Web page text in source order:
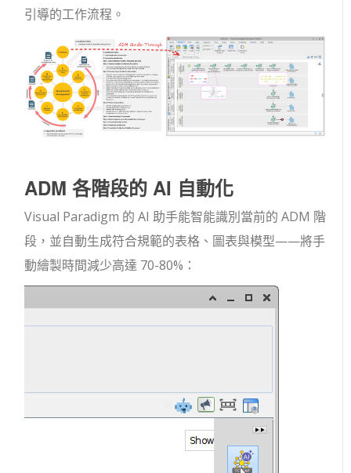
引導的工作流程。
ADM 各階段的 AI 自動化
Visual Paradigm 的 AI 助手能智能識別當前的 ADM 階
段，並自動生成符合規範的表格、圖表與模型——將手
動繪製時間減少高達 70-80%：